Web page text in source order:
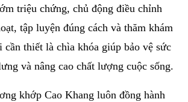
triệu chứng, chủ động điều chỉnh
tập luyện đúng cách và thăm khám
cần thiết là chìa khóa giúp bảo vệ sức
và nâng cao chất lượng cuộc sống.
khớp Cao Khang luôn đồng hành